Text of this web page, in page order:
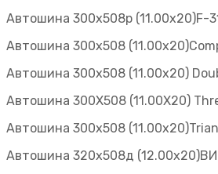
Автошина 300х508р (11.00х20)F-
Автошина 300х508
Автошина 300х508 (11.00х20)
Автошина 300Х508 (11.00Х20)
Автошина 300х508
Автошина 320х508д